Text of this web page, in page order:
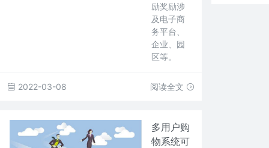
励奖励涉
及电子商
务平台、
企业、园
区等。
2022-03-08 阅读全文
多用户购
物系统可